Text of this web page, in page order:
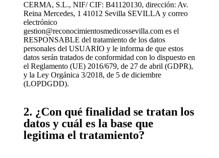
CERMA, S.L., NIF/ CIF: B41120130, dirección: Av.
Reina Mercedes, 1 41012 Sevilla SEVILLA y correo
electrónico
gestion@reconocimientosmedicossevilla.com es el
RESPONSABLE del tratamiento de los datos
personales del USUARIO y le informa de que estos
datos serán tratados de conformidad con lo dispuesto en
el Reglamento (UE) 2016/679, de 27 de abril (GDPR),
y la Ley Orgánica 3/2018, de 5 de diciembre
(LOPDGDD).
2. ¿Con qué finalidad se tratan los
datos y cuál es la base que
legitima el tratamiento?